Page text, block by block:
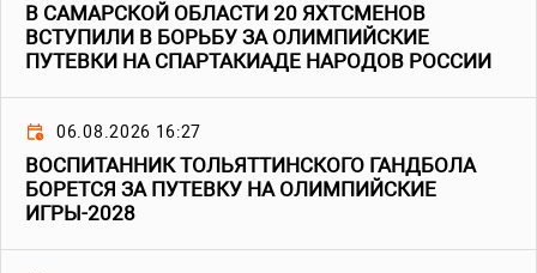
В САМАРСКОЙ ОБЛАСТИ 20 ЯХТСМЕНОВ
ВСТУПИЛИ В БОРЬБУ ЗА ОЛИМПИЙСКИЕ
ПУТЕВКИ НА СПАРТАКИАДЕ НАРОДОВ РОССИИ
06.08.2026 16:27
ВОСПИТАННИК ТОЛЬЯТТИНСКОГО ГАНДБОЛА
БОРЕТСЯ ЗА ПУТЕВКУ НА ОЛИМПИЙСКИЕ
ИГРЫ-2028